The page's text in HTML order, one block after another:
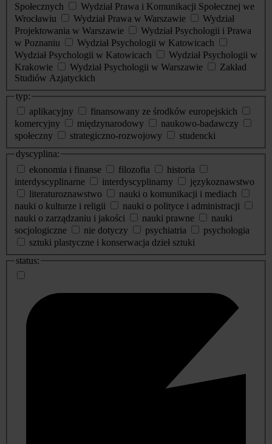
Społecznych
Wydział Prawa i Komunikacji Społecznej we
Wrocławiu
Wydział Prawa w Warszawie
Wydział
Projektowania w Warszawie
Wydział Psychologii i Prawa
w Poznaniu
Wydział Psychologii w Katowicach
Wydział Psychologii w Katowicach
Wydział Psychologii w
Krakowie
Wydział Psychologii w Warszawie
Zakład
Studiów Azjatyckich
typ:
aplikacyjny
finansowany ze środków europejskich
komercyjny
międzynarodowy
naukowo-badawczy
społeczny
strategiczno-rozwojowy
studencki
dyscyplina:
ekonomia i finanse
filozofia
historia
interdyscyplinarne
interdyscyplinarny
językoznawstwo
literaturoznawstwo
nauki o komunikacji i mediach
nauki o kulturze i religii
nauki o polityce i administracji
nauki o zarządzaniu i jakości
nauki prawne
nauki
socjologiczne
nie dotyczy psychiatria
psychologia
sztuki plastyczne i konserwacja dzieł sztuki
status: